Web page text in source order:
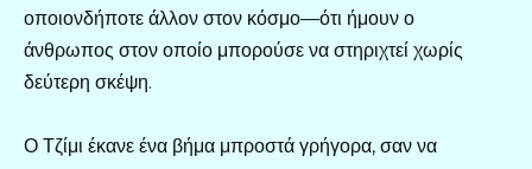
οποιονδήποτε άλλον στον κόσμο—ότι ήμουν ο
άνθρωπος στον οποίο μπορούσε να στηριχτεί χωρίς
δεύτερη σκέψη.
Ο Τζίμι έκανε ένα βήμα μπροστά γρήγορα, σαν να